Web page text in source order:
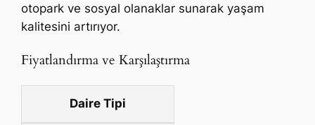
otopark ve sosyal olanaklar sunarak yaşam
kalitesini artırıyor.
Fiyatlandırma ve Karşılaştırma
Daire Tipi